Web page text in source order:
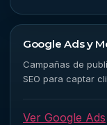
Google Ads y
Campañas de
SEO para captar
Ver Google Ads